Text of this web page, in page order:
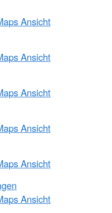
Ansicht
Ansicht
Ansicht
Ansicht
Ansicht
Ansicht